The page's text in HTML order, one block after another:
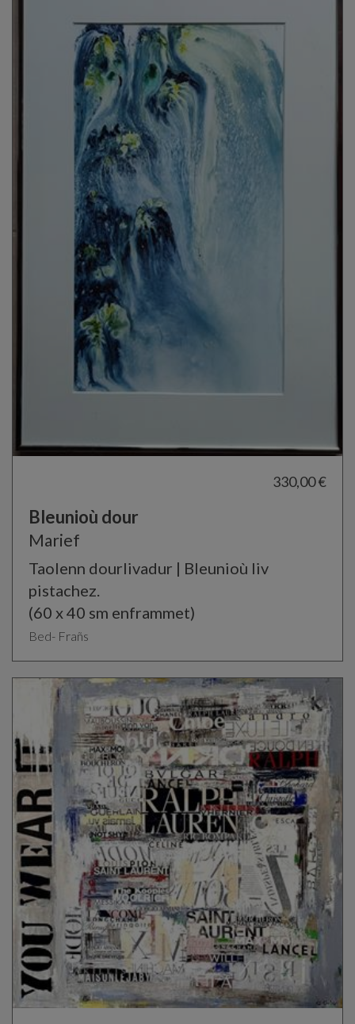
330,00 €
Bleunioù dour
Marief
Taolenn dourlivadur | Bleunioù liv
pistachez.
(60 x 40 sm enframmet)
Bed- Frañs